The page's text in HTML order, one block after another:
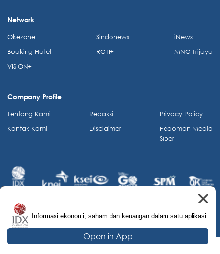
Informasi ekonomi, saham dan keuangan dalam satu aplikasi.
Open in App
Network
Okezone
Booking Hotel
VISION+
Sindonews
RCTI+
iNews
MNC Trijaya
Company Profile
Tentang Kami
Kontak Kami
Redaksi
Disclaimer
Privacy Policy
Pedoman Media
Siber
© 2026 IDX Channel. All Rights Reserved.